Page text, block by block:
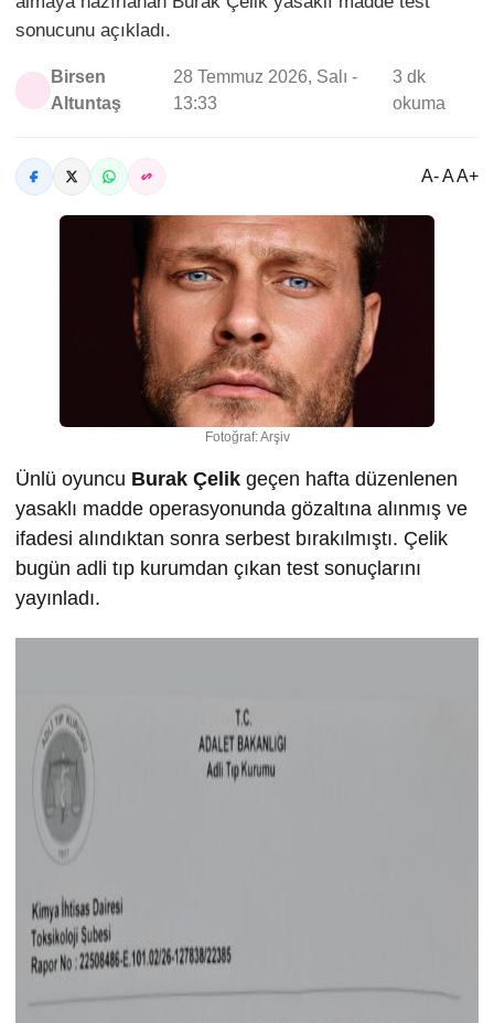
sonucunu açıkladı.
Birsen
Altuntaş
28 Temmuz 2026, Salı -
13:33
3 dk
okuma
A- A A+
Fotoğraf: Arşiv
Ünlü oyuncu Burak Çelik geçen hafta düzenlenen
yasaklı madde operasyonunda gözaltına alınmış ve
ifadesi alındıktan sonra serbest bırakılmıştı. Çelik
bugün adli tıp kurumdan çıkan test sonuçlarını
yayınladı.